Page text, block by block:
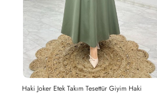
Siyah Seda Tasarım Takım Tesettür Giyim Siyah